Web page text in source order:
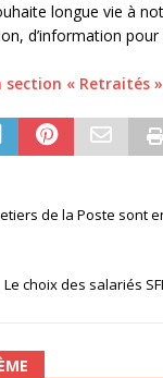
longue vie à
d’information pour
« Retraités »
de la Poste sont
Le choix des salariés